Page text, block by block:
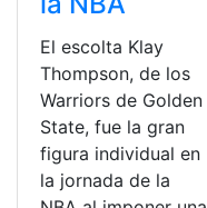
El escolta Klay
Thompson, de los
Warriors de Golden
State, fue la gran
figura individual en
la jornada de la